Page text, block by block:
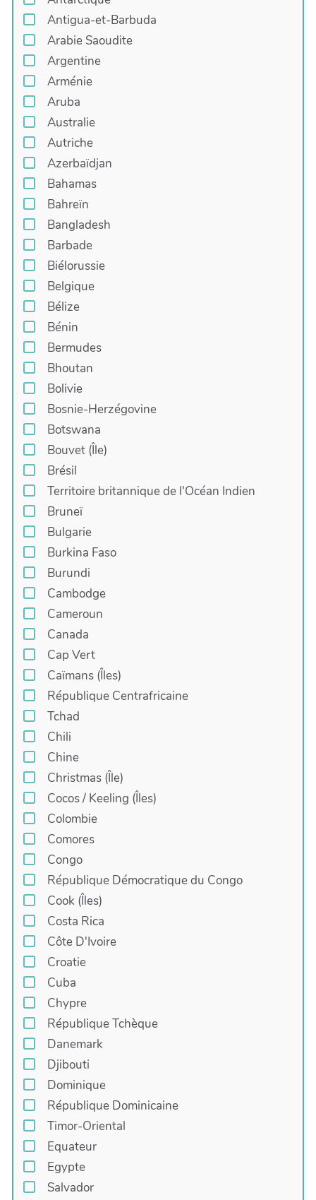
Antigua-et-Barbuda
Arabie Saoudite
Argentine
Arménie
Aruba
Australie
Autriche
Azerbaïdjan
Bahamas
Bahreïn
Bangladesh
Barbade
Biélorussie
Belgique
Bélize
Bénin
Bermudes
Bhoutan
Bolivie
Bosnie-Herzégovine
Botswana
Bouvet (Île)
Brésil
Territoire britannique de l'Océan Indien
Bruneï
Bulgarie
Burkina Faso
Burundi
Cambodge
Cameroun
Canada
Cap Vert
Caïmans (Îles)
République Centrafricaine
Tchad
Chili
Chine
Christmas (Île)
Cocos / Keeling (Îles)
Colombie
Comores
Congo
République Démocratique du Congo
Cook (Îles)
Costa Rica
Côte D'Ivoire
Croatie
Cuba
Chypre
République Tchèque
Danemark
Djibouti
Dominique
République Dominicaine
Timor-Oriental
Equateur
Egypte
Salvador